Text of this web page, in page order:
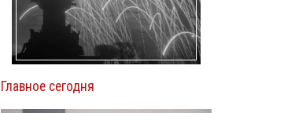
Главное сегодня